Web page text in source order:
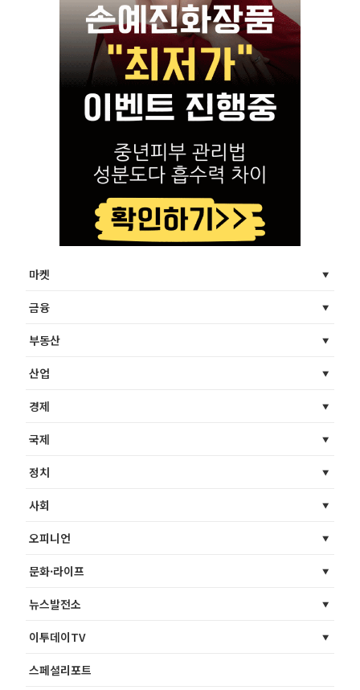
마켓
금융
부동산
산업
경제
국제
정치
사회
오피니언
문화·라이프
뉴스발전소
이투데이TV
스페셜리포트